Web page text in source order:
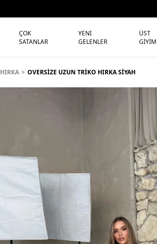
ÇOK
SATANLAR
YENİ
GELENLER
ÜST
GİYİM
HIRKA OVERSİZE UZUN TRİKO HIRKA SİYAH